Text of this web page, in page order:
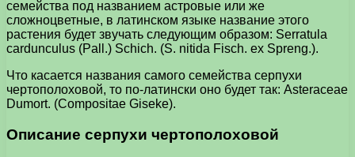
семейства под названием астровые или же
сложноцветные, в латинском языке название этого
растения будет звучать следующим образом: Serratula
cardunculus (Pall.) Schich. (S. nitida Fisch. ex Spreng.).
Что касается названия самого семейства серпухи
чертополоховой, то по-латински оно будет так: Asteraceae
Dumort. (Compositae Giseke).
Описание серпухи чертополоховой